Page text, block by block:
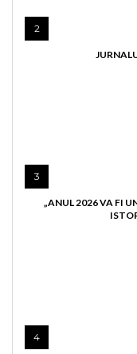
2
3
„ANUL 2026 VA FI
4